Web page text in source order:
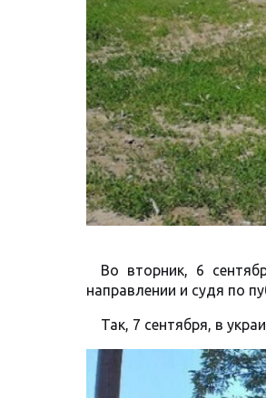
Во вторник, 6
направлении и судя по
Так, 7 сентября, в